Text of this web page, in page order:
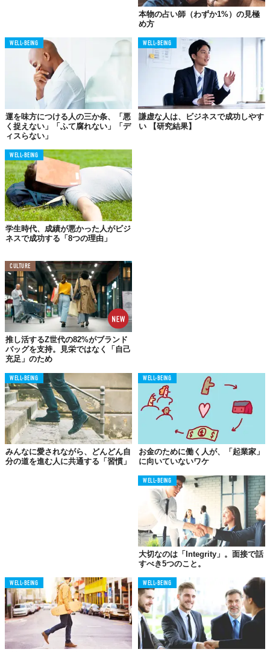
感じた、上手な占い師との付き合い方、知っておいて損はないか
重要なのは、
「当たり」「外れ」ではない
「占い」と聞くと、その的中率について語りたがる人がいます。
結論から言うと、占いにとって的中率は一番重要なことではあり
ません。
必ず当たる占いがあれば、あなたの人生はもう決まっていること
になります。もし「成功できません」と言われたら、100%成功で
きないのだから、もう努力しても意味がない……。そんなのはと
てもバカバカしい話です。
大切なのは、その占いを「手段」として徹底的に使い倒すこと。
「幸せになるための手段」として、占いをとことん使い倒してい
くことで、初めて占いに価値が生まれます。占いの結果は大河の
流れのようなもので、あなたはその大河の一滴と考えましょう。
流れに逆流するよりは、素直に身を委ねた方が幸せになれる可能
占いの当たり外れは占い師のせいではなく、あなたの生き様が決
めること。占い師の言ったことが当たれば「おお、さすが！」と
評価し、外れれば「自分の勝ち」と考えましょう。
占いは「決断」ではなく
本物の占い師（わずか1%）の見極
め方
WELL-BEING
運を味方につける人の三か条、「悪
く捉えない」「ふて腐れない」「デ
ィスらない」
WELL-BEING
謙虚な人は、ビジネスで成功しやす
い 【研究結果】
WELL-BEING
学生時代、成績が悪かった人がビジ
ネスで成功する「8つの理由」
CULTURE
推し活するZ世代の82%がブランド
バッグを支持。見栄ではなく「自己
充足」のため
WELL-BEING
みんなに愛されながら、どんどん自
分の道を進む人に共通する「習慣」
WELL-BEING
お金のために働く人が、「起業家」
に向いていないワケ
WELL-BEING
大切なのは「Integrity」。面接で話
すべき5つのこと。
WELL-BEING WELL-BEING